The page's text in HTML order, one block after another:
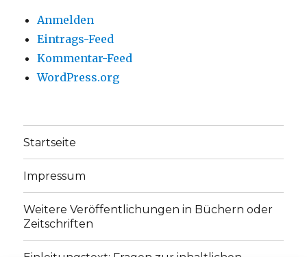
Anmelden
Eintrags-Feed
Kommentar-Feed
WordPress.org
Startseite
Impressum
Weitere Veröffentlichungen in Büchern oder
Zeitschriften